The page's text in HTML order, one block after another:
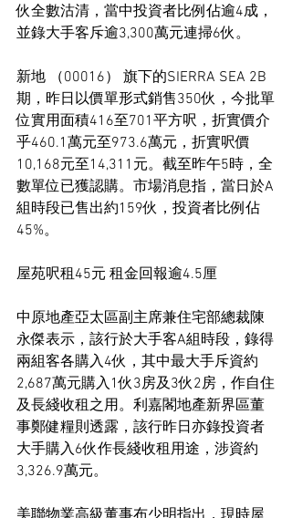
伙全數沽清，當中投資者比例佔逾4成，
並錄大手客斥逾3,300萬元連掃6伙。
新地 （00016） 旗下的SIERRA SEA 2B
期，昨日以價單形式銷售350伙，今批單
位實用面積416至701平方呎，折實價介
乎460.1萬元至973.6萬元，折實呎價
10,168元至14,311元。截至昨午5時，全
數單位已獲認購。市場消息指，當日於A
組時段已售出約159伙，投資者比例佔
45%。
屋苑呎租45元 租金回報逾4.5厘
中原地產亞太區副主席兼住宅部總裁陳
永傑表示，該行於大手客A組時段，錄得
兩組客各購入4伙，其中最大手斥資約
2,687萬元購入1伙3房及3伙2房，作自住
及長綫收租之用。利嘉閣地產新界區董
事鄭健糧則透露，該行昨日亦錄投資者
大手購入6伙作長綫收租用途，涉資約
3,326.9萬元。